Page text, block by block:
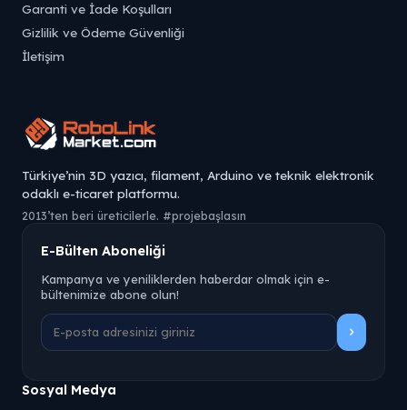
Garanti ve İade Koşulları
Gizlilik ve Ödeme Güvenliği
İletişim
Türkiye’nin 3D yazıcı, filament, Arduino ve teknik elektronik
odaklı e-ticaret platformu.
2013’ten beri üreticilerle. #projebaşlasın
E-Bülten Aboneliği
Kampanya ve yeniliklerden haberdar olmak için e-
bültenimize abone olun!
Sosyal Medya